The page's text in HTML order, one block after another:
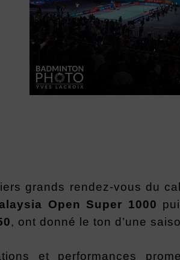
grands rendez-vous du
Open Super 1000
, ont donné le ton d’une
et performances